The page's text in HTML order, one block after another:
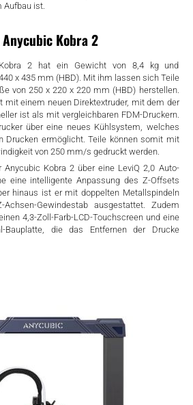
Aufbau ist.
Kobra 2
2 hat ein Gewicht von 8,4 kg und
x 435 mm (HBD). Mit ihm lassen sich Teile
von 250 x 220 x 220 mm (HBD) herstellen.
mit einem neuen Direktextruder, mit dem der
ist als mit vergleichbaren FDM-Druckern.
über eine neues Kühlsystem, welches
Drucken ermöglicht. Teile können somit mit
von 250 mm/s gedruckt werden.
Anycubic Kobra 2 über eine LeviQ 2,0 Auto-
eine intelligente Anpassung des Z-Offsets
hinaus ist er mit doppelten Metallspindeln
Gewindestab ausgestattet. Zudem
4,3-Zoll-Farb-LCD-Touchscreen und eine
Bauplatte, die das Entfernen der Drucke